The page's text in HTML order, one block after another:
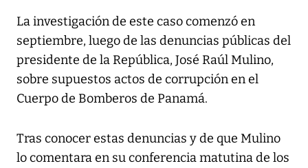
La investigación de este caso comenzó en
septiembre, luego de las denuncias públicas del
presidente de la República, José Raúl Mulino,
sobre supuestos actos de corrupción en el
Cuerpo de Bomberos de Panamá.
Tras conocer estas denuncias y de que Mulino
lo comentara en su conferencia matutina de los